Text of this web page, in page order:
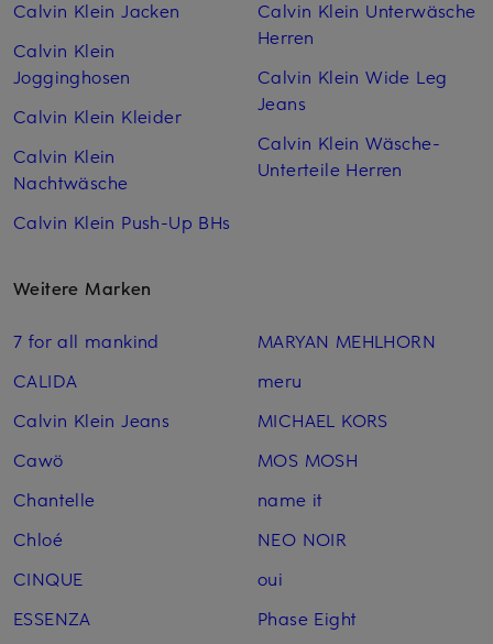
Calvin Klein Jacken
Calvin Klein
Jogginghosen
Calvin Klein Kleider
Calvin Klein
Nachtwäsche
Calvin Klein Push-Up BHs
Calvin Klein Unterwäsche
Herren
Calvin Klein Wide Leg
Jeans
Calvin Klein Wäsche-
Unterteile Herren
Weitere Marken
7 for all mankind
CALIDA
Calvin Klein Jeans
Cawö
Chantelle
Chloé
CINQUE
ESSENZA
MARYAN MEHLHORN
meru
MICHAEL KORS
MOS MOSH
name it
NEO NOIR
oui
Phase Eight